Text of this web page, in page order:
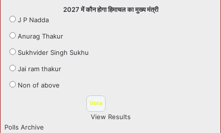
2027 में कौन होगा हिमाचल का मुख्य मंत्री
J P Nadda
Anurag Thakur
Sukhvider Singh Sukhu
Jai ram thakur
Non of above
View Results
Polls Archive